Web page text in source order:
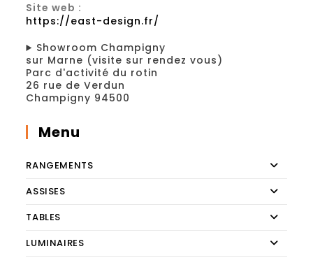
Site web :
https://east-design.fr/
Showroom Champigny
sur Marne (visite sur rendez vous)
Parc d'activité du rotin
26 rue de Verdun
Champigny 94500
Menu
RANGEMENTS
ASSISES
TABLES
LUMINAIRES